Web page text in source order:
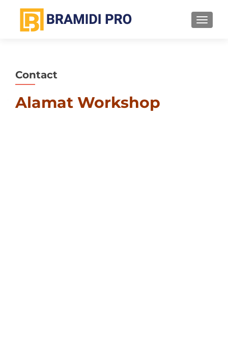
Contact
Alamat Workshop